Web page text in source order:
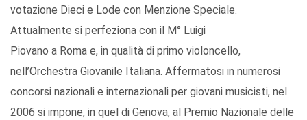
votazione Dieci e Lode con Menzione Speciale.
Attualmente si perfeziona con il M° Luigi
Piovano a Roma e, in qualità di primo violoncello,
nell’Orchestra Giovanile Italiana. Affermatosi in numerosi
concorsi nazionali e internazionali per giovani musicisti, nel
2006 si impone, in quel di Genova, al Premio Nazionale delle